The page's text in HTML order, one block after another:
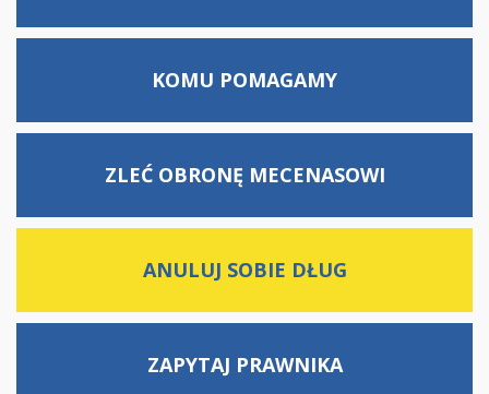
KOMU POMAGAMY
ZLEĆ OBRONĘ MECENASOWI
ANULUJ SOBIE DŁUG
ZAPYTAJ PRAWNIKA